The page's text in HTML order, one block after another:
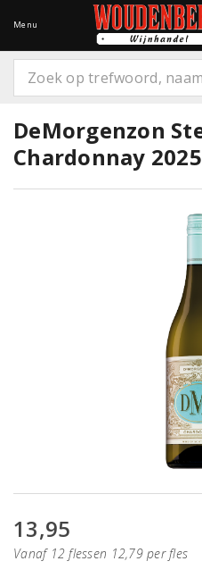
Menu
DeMorgenzon
Chardonnay 2025
13,95
Vanaf 12 flessen 12,79 per fles